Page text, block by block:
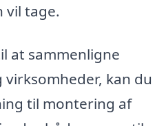
vil tage.
at sammenligne
kan du
til montering af